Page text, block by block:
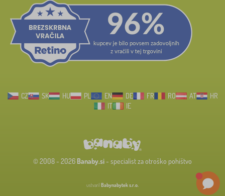
CZ SK HU PL EN DE FR RO AT
HR
IT
IE
© 2008 - 2026 Banaby.si- specialist za otroško pohištvo
ustvaril Babynabytek s.r.o.